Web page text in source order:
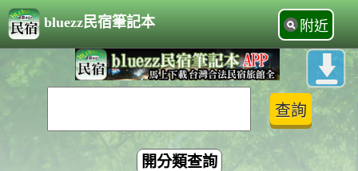
bluezz民宿筆記本 附近
開分類查詢